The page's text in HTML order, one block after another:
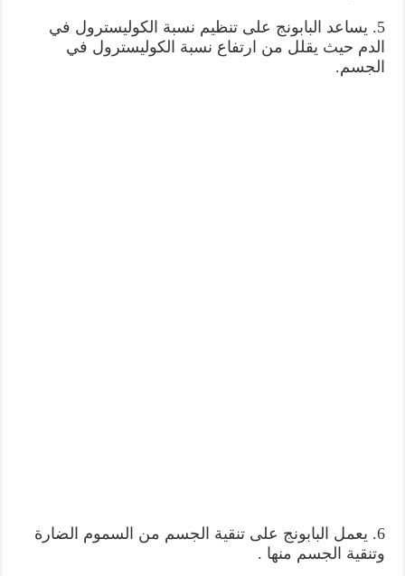
5. يساعد البابونج على تنظيم نسبة الكوليسترول في
الدم حيث يقلل من ارتفاع نسبة الكوليسترول في
الجسم.
6. يعمل البابونج على تنقية الجسم من السموم الضارة
وتنقية الجسم منها .